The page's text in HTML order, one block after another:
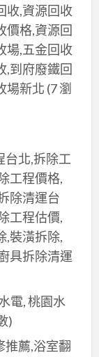
收,資源回收
價格,資源回
場,五金回收
,到府廢鐵回
場新北 (7 瀏
台北,拆除工
工程價格,
除清運台
工程估價,
,裝潢拆除,
具拆除清運
電, 桃園水
)
推薦,浴室翻